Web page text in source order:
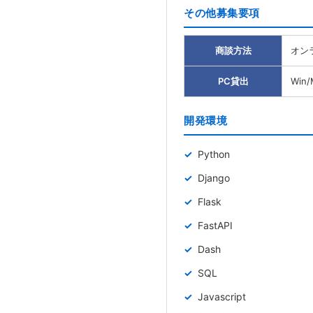
その他募集要項
商談方法 オン
PC貸出 Win/
開発環境
Python
Django
Flask
FastAPI
Dash
SQL
Javascript